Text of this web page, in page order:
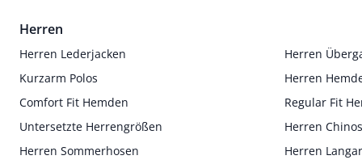
Herren
Herren Lederjacken
Herren
Kurzarm Polos
Herren
Comfort Fit Hemden
Regular Fit
Untersetzte Herrengrößen
Herren Chinos
Herren Sommerhosen
Herren